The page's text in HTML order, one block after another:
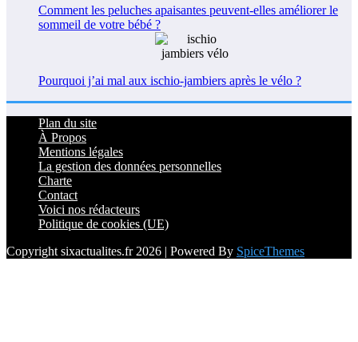
Comment les peluches apaisantes peuvent-elles améliorer le
sommeil de votre bébé ?
Pourquoi j’ai mal aux ischio-jambiers après le vélo ?
Plan du site
À Propos
Mentions légales
La gestion des données personnelles
Charte
Contact
Voici nos rédacteurs
Politique de cookies (UE)
Copyright sixactualites.fr 2026 | Powered By SpiceThemes